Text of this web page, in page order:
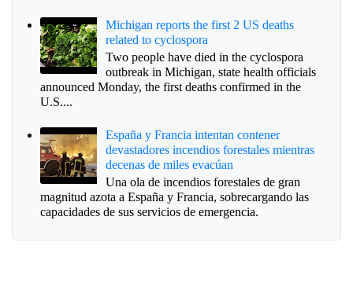
Michigan reports the first 2 US deaths
related to cyclospora
Two people have died in the cyclospora
outbreak in Michigan, state health officials
announced Monday, the first deaths confirmed in the
U.S....
España y Francia intentan contener
devastadores incendios forestales mientras
decenas de miles evacúan
Una ola de incendios forestales de gran
magnitud azota a España y Francia, sobrecargando las
capacidades de sus servicios de emergencia.